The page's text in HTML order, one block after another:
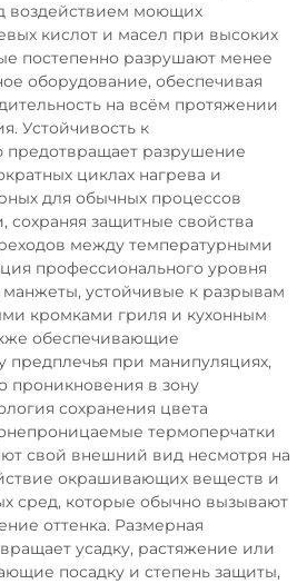
воздействием моющих
кислот и масел при высоких
постепенно разрушают менее
оборудование, обеспечивая
на всём протяжении
Устойчивость к
разрушение
циклах нагрева и
для обычных процессов
сохраняя защитные свойства
между температурными
профессионального уровня
устойчивые к разрывам
кромками гриля и кухонным
обеспечивающие
при манипуляциях,
проникновения в зону
сохранения цвета
термоперчатки
свой внешний вид несмотря на
окрашивающих веществ и
сред, которые обычно вызывают
оттенка. Размерная
усадку, растяжение или
посадку и степень защиты,